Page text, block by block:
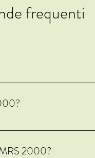
frequenti
basato su campi
pulsati che penetrano
2000?